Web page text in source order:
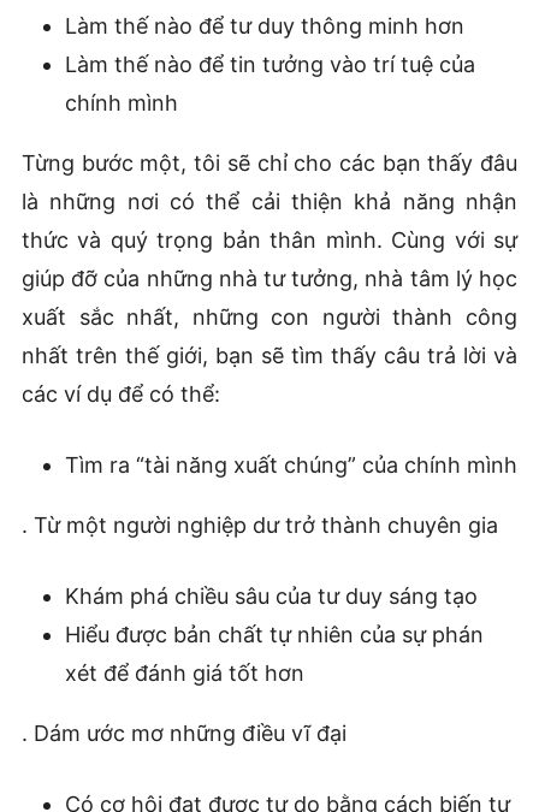
Làm thế nào để tư duy thông minh hơn
Làm thế nào để tin tưởng vào trí tuệ của
chính mình
Từng bước một, tôi sẽ chỉ cho các bạn thấy đâu
là những nơi có thể cải thiện khả năng nhận
thức và quý trọng bản thân mình. Cùng với sự
giúp đỡ của những nhà tư tưởng, nhà tâm lý học
xuất sắc nhất, những con người thành công
nhất trên thế giới, bạn sẽ tìm thấy câu trả lời và
các ví dụ để có thể:
Tìm ra “tài năng xuất chúng” của chính mình
. Từ một người nghiệp dư trở thành chuyên gia
Khám phá chiều sâu của tư duy sáng tạo
Hiểu được bản chất tự nhiên của sự phán
xét để đánh giá tốt hơn
. Dám ước mơ những điều vĩ đại
Có cơ hội đạt được tự do bằng cách biến tự